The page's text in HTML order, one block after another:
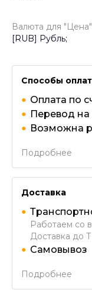
Валюта для "Цена"
[RUB] Рубль;
Способы
Оплата по
Перевод на
Возможна
Подробнее
Доставка
Работаем со
Доставка до
Самовывоз
Подробнее